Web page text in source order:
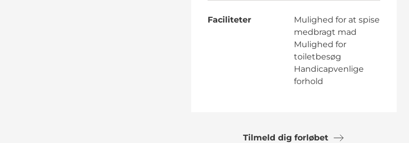
Faciliteter
Mulighed for at spise
medbragt mad
Mulighed for
toiletbesøg
Handicapvenlige
forhold
Tilmeld dig forløbet